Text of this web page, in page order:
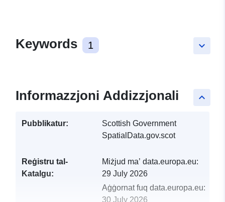
keyboard_arrow_down
Keywords 1
keyboard_arrow_up
Informazzjoni Addizzjonali
Pubblikatur:
Scottish Government
SpatialData.gov.scot
Reġistru tal-
Katalgu:
Miżjud ma’ data.europa.eu:
29 July 2026
Aġġornat fuq data.europa.eu:
30 July 2026